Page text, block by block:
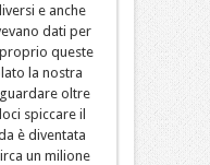
e anche
dati per
queste
la nostra
oltre
spiccare il
è diventata
un milione